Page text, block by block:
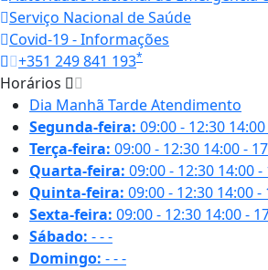
Serviço Nacional de Saúde
Covid-19 - Informações
+351 249 841 193*
Horários
Dia Manhã TardeAtendimento
Segunda-feira: 09:00 - 12:30
Terça-feira: 09:00 - 12:30 14:00 -
Quarta-feira: 09:00 - 12:30 14:00 -
Quinta-feira: 09:00 - 12:30 14:00 -
Sexta-feira: 09:00 - 12:30 14:00 -
Sábado: ---
Domingo: ---